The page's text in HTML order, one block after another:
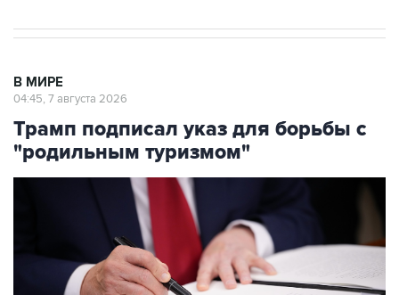
В МИРЕ
04:45, 7 августа 2026
Трамп подписал указ для борьбы с
"родильным туризмом"